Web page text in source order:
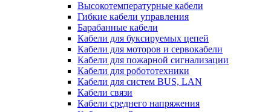
Высокотемпературные кабели
Гибкие кабели управления
Барабанные кабели
Кабели для буксируемых цепей
Кабели для моторов и сервокабели
Кабели для пожарной сигнализации
Кабели для робототехники
Кабели для систем BUS, LAN
Кабели связи
Кабели среднего напряжения